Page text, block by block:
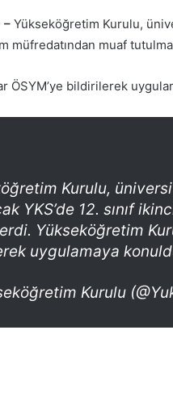
– Yükseköğretim Kurulu,
müfredatından muaf
ÖSYM’ye bildirilerek
Kurulu,
YKS’de 12. sınıf
Yükseköğretim
uygulamaya
Kurulu